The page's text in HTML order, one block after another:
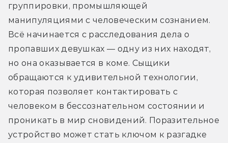
группировки, промышляющей
манипуляциями с человеческим сознанием.
Всё начинается с расследования дела о
пропавших девушках — одну из них находят,
но она оказывается в коме. Сыщики
обращаются к удивительной технологии,
которая позволяет контактировать с
человеком в бессознательном состоянии и
проникать в мир сновидений. Поразительное
устройство может стать ключом к разгадке